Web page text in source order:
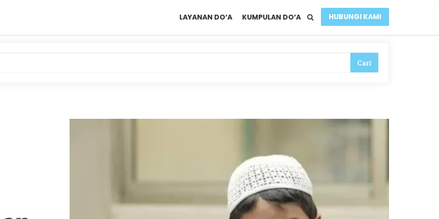
LAYANAN DO’A KUMPULAN DO’A HUBUNGI KAMI